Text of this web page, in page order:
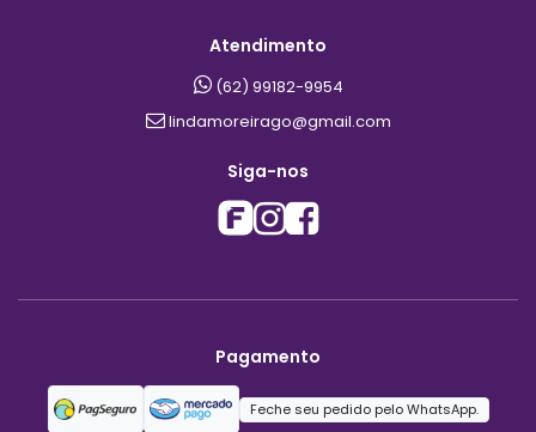
Atendimento
(62) 99182-9954
lindamoreirago@gmail.com
Siga-nos
Pagamento
Feche seu pedido pelo WhatsApp.